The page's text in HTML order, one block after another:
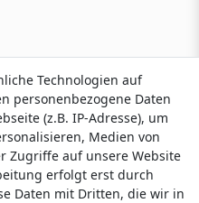
Technologien auf
personenbezogene Daten
(z.B. IP-Adresse), um
Medien von
Zugriffe auf unsere Website
erfolgt erst durch
Daten mit Dritten, die wir in
Technologien auf
personenbezogene Daten
(z.B. IP-Adresse), um
Medien von
Zugriffe auf unsere Website
erfolgt erst durch
Daten mit Dritten, die wir in